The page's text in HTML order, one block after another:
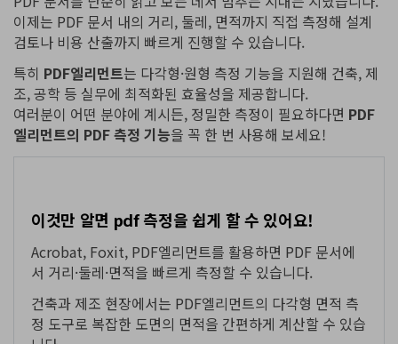
이제는 PDF 문서 내의 거리, 둘레, 면적까지 직접 측정해 설계
검토나 비용 산출까지 빠르게 진행할 수 있습니다.
특히 PDF엘리먼트는 다각형·원형 측정 기능을 지원해 건축, 제
조, 공학 등 실무에 최적화된 효율성을 제공합니다.
여러분이 어떤 분야에 계시든, 정밀한 측정이 필요하다면 PDF
엘리먼트의 PDF 측정 기능을 꼭 한 번 사용해 보세요!
이것만 알면 pdf 측정을 쉽게 할 수 있어요!
Acrobat, Foxit, PDF엘리먼트를 활용하면 PDF 문서에
서 거리·둘레·면적을 빠르게 측정할 수 있습니다.
건축과 제조 현장에서는 PDF엘리먼트의 다각형 면적 측
정 도구로 복잡한 도면의 면적을 간편하게 계산할 수 있습